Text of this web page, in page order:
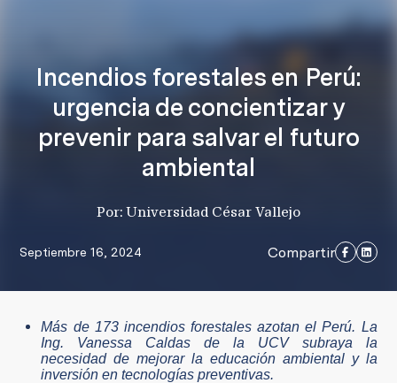
Incendios forestales en Perú:
urgencia de concientizar y
prevenir para salvar el futuro
ambiental
Por: Universidad César Vallejo
Septiembre 16, 2024 Compartir
Más de 173 incendios forestales azotan el Perú. La
Ing. Vanessa Caldas de la UCV subraya la
necesidad de mejorar la educación ambiental y la
inversión en tecnologías preventivas.